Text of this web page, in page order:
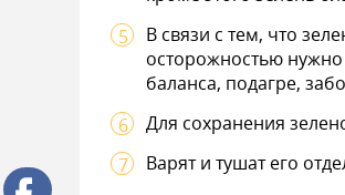
В связи с тем, что
осторожностью
баланса, подагре,
Для сохранения
Варят и тушат его